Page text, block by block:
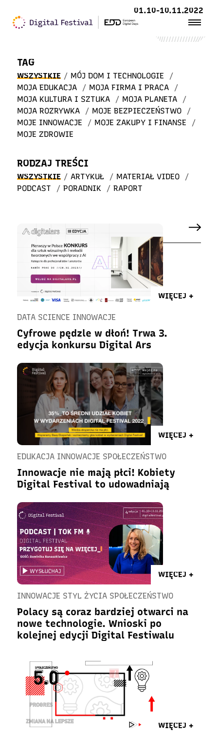
01.10-10.11.2022
w STREFIE WIEDZY
TAG
WSZYSTKIE / MÓJ DOM I TECHNOLOGIE
/
MOJA EDUKACJA
/ MOJA FIRMA I PRACA
/
MOJA KULTURA I SZTUKA
/ MOJA PLANETA
/
MOJA ROZRYWKA
/ MOJE BEZPIECZEŃSTWO
/
MOJE INNOWACJE
/ MOJE ZAKUPY I FINANSE
/
MOJE ZDROWIE
RODZAJ TREŚCI
WSZYSTKIE / ARTYKUŁ / MATERIAŁ VIDEO
/
PODCAST
/ PORADNIK / RAPORT
WIĘCEJ +
DATA SCIENCE INNOWACJE
Cyfrowe pędzle w dłoń! Trwa 3.
edycja konkursu Digital Ars
WIĘCEJ +
EDUKACJA INNOWACJE SPOŁECZEŃSTWO
Innowacje nie mają płci! Kobiety
Digital Festival to udowadniają
WIĘCEJ +
INNOWACJE STYL ŻYCIA SPOŁECZEŃSTWO
Polacy są coraz bardziej otwarci na
nowe technologie. Wnioski po
kolejnej edycji Digital Festiwalu
WIĘCEJ +